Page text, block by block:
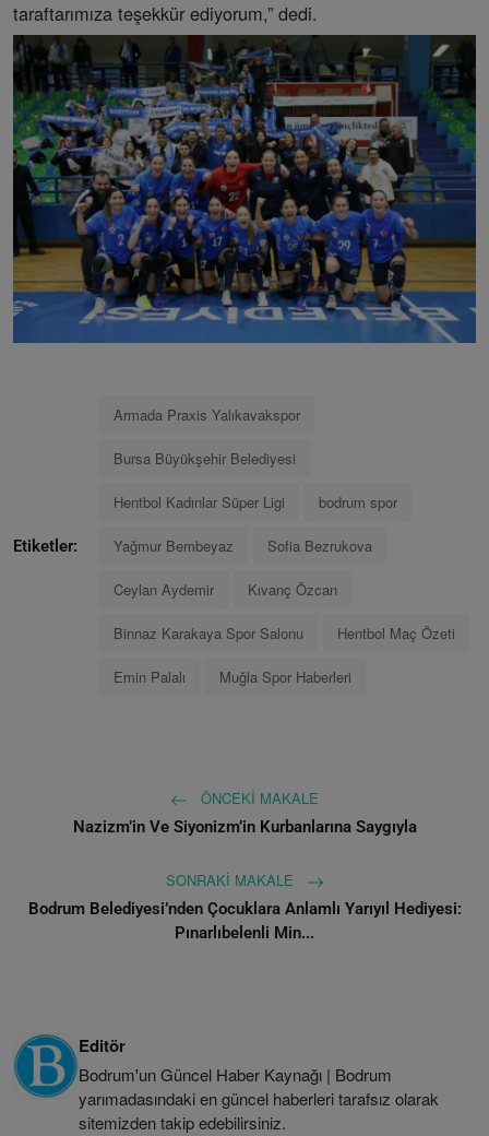
taraftarımıza teşekkür ediyorum,” dedi.
Etiketler:
Armada Praxis Yalıkavakspor
Bursa Büyükşehir Belediyesi
Hentbol Kadınlar Süper Ligi bodrum spor
Yağmur Bembeyaz Sofia Bezrukova
Ceylan Aydemir Kıvanç Özcan
Binnaz Karakaya Spor Salonu Hentbol Maç Özeti
Emin Palalı Muğla Spor Haberleri
ÖNCEKI MAKALE
Nazizm’in Ve Siyonizm’in Kurbanlarına Saygıyla
SONRAKI MAKALE
Bodrum Belediyesi’nden Çocuklara Anlamlı Yarıyıl Hediyesi:
Pınarlıbelenli Min...
Editör
Bodrum'un Güncel Haber Kaynağı | Bodrum
yarımadasındaki en güncel haberleri tarafsız olarak
sitemizden takip edebilirsiniz.